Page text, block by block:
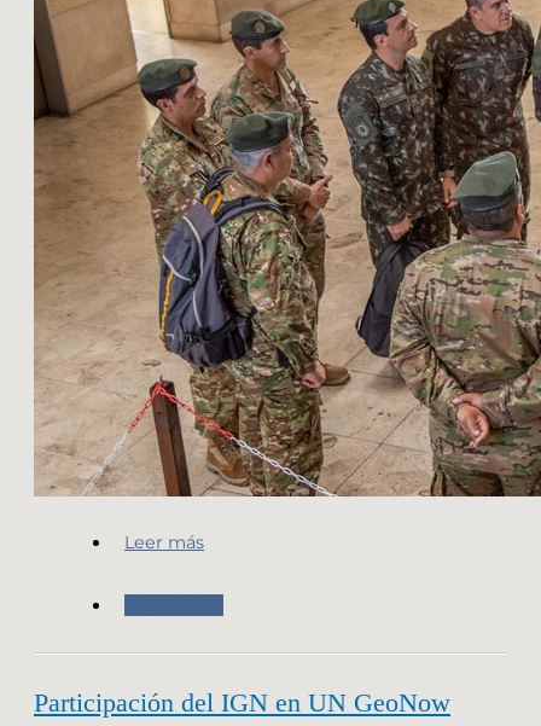
Leer más
Participación del IGN en UN GeoNow